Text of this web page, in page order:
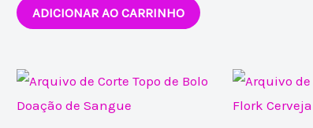
ADICIONAR AO CARRINHO